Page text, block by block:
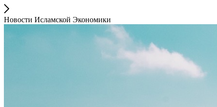
Новости Исламской Экономики